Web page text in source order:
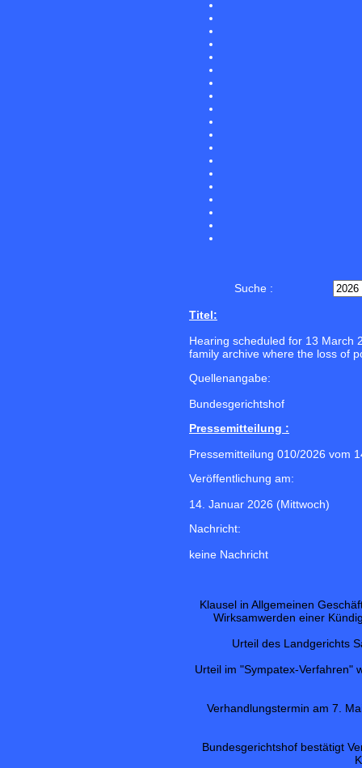
Suche :
Titel:
Hearing scheduled for 13 March
family archive where the loss of
Quellenangabe:
Bundesgerichtshof
Pressemitteilung :
Pressemitteilung 010/2026 vom
Veröffentlichung am:
14. Januar 2026 (Mittwoch)
Nachricht:
keine Nachricht
Klausel in Allgemeinen
Wirksamwerden einer
Urteil des Landgerichts
Urteil im "Sympatex-Verfahren"
Verhandlungstermin am 7.
Bundesgerichtshof bestätigt